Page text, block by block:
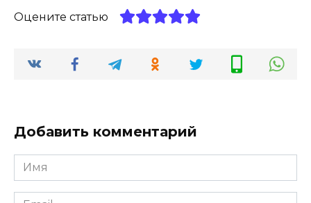
Оцените статью
Добавить комментарий
Имя
*
Email